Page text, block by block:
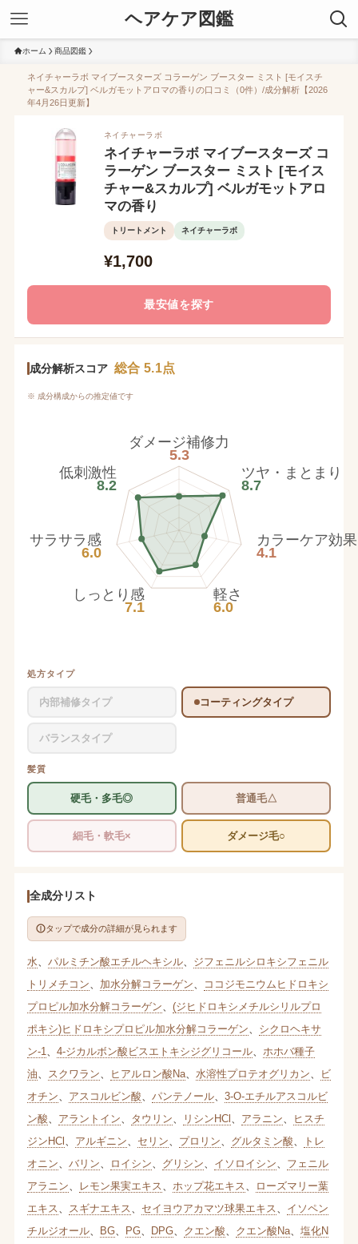
ヘアケア図鑑
ホーム 商品図鑑
ネイチャーラボ マイブースターズ コラーゲン ブースター ミスト [モイスチ
ャー&スカルプ] ベルガモットアロマの香りの口コミ（0件）/成分解析【2026
年4月26日更新】
ネイチャーラボ
ネイチャーラボ マイブースターズ コ
ラーゲン ブースター ミスト [モイス
チャー&スカルプ] ベルガモットアロ
マの香り
トリートメント ネイチャーラボ
¥1,700
最安値を探す
成分解析スコア 総合 5.1点
※ 成分構成からの推定値です
ダメージ補修力
5.3
ツヤ・まとまり
8.7
カラーケア効果
4.1
軽さ
6.0
しっとり感
7.1
サラサラ感
6.0
低刺激性
8.2
処方タイプ
内部補修タイプ コーティングタイプ
バランスタイプ
髪質
硬毛・多毛◎ 普通毛△
細毛・軟毛× ダメージ毛○
全成分リスト
タップで成分の詳細が見られます
水 パルミチン酸エチルヘキシル、 ジフェニルシロキシフェニル
トリメチコン
加水分解コラーゲン
ココジモニウムヒドロキシ
プロピル加水分解コラーゲン
(ジヒドロキシメチルシリルプロ
ポキシ)ヒドロキシプロピル加水分解コラーゲン
シクロヘキサ
ン-1
4-ジカルボン酸ビスエトキシジグリコール、 ホホバ種子
油
スクワラン ヒアルロン酸Na、 水溶性プロテオグリカン
ビ
オチン
アスコルビン酸 パンテノール、 3-O-エチルアスコルビ
ン酸
アラントイン タウリン リシンHCl アラニン
ヒスチ
ジンHCl
アルギニン セリン プロリン グルタミン酸
トレ
オニン
バリン ロイシン グリシン イソロイシン
フェニル
アラニン
レモン果実エキス ホップ花エキス
ローズマリー葉
エキス
スギナエキス セイヨウアカマツ球果エキス
イソペン
チルジオール、 BG、 PG、 DPG、 クエン酸 クエン酸Na、 塩化N